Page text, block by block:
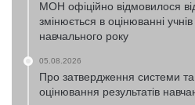
МОН офіційно відмовилося
змінюється в оцінюванні
навчального року
05.08.2026
Про затвердження системи та
оцінювання результатів